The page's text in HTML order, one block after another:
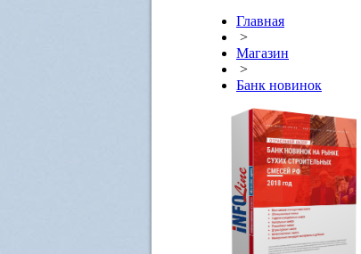
Главная
>
Магазин
>
Банк новинок